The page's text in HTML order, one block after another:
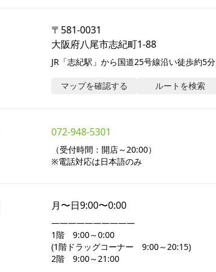
〒 581-0031
大阪府八尾市志紀町1-88
JR「志紀駅」から国道25号線沿い徒歩約5分
マップを確認する ルートを検索
072-948-5301
（受付時間：開店～20:00）
※電話対応は日本語のみ
月〜日9:00〜0:00
――――――――――
1階　9:00～0:00
(1階ドラッグコーナー　9:00～20:15)
2階　9:00～21:00